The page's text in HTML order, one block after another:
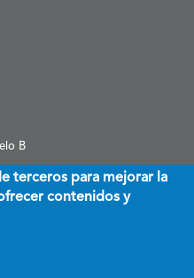
B
terceros para mejorar la
contenidos y